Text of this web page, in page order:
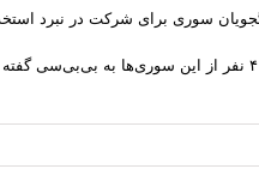
سوری برای شرکت در نبرد
آن زمان ترکیه و جمهوری آذربایجان استفاده از مزدوران سوری